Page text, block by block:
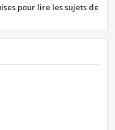
he
pour lire les sujets de